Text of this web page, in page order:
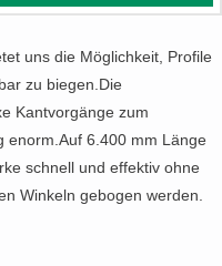
uns die Möglichkeit, Profile
zu biegen.Die
Kantvorgänge zum
enorm.Auf 6.400 mm Länge
schnell und effektiv ohne
Winkeln gebogen werden.